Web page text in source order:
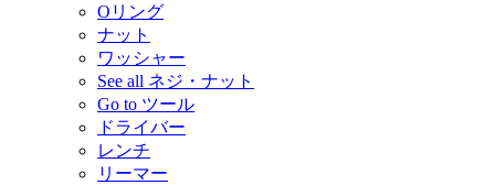
Oリング
ナット
ワッシャー
See all ネジ・ナット
Go to ツール
ドライバー
レンチ
リーマー